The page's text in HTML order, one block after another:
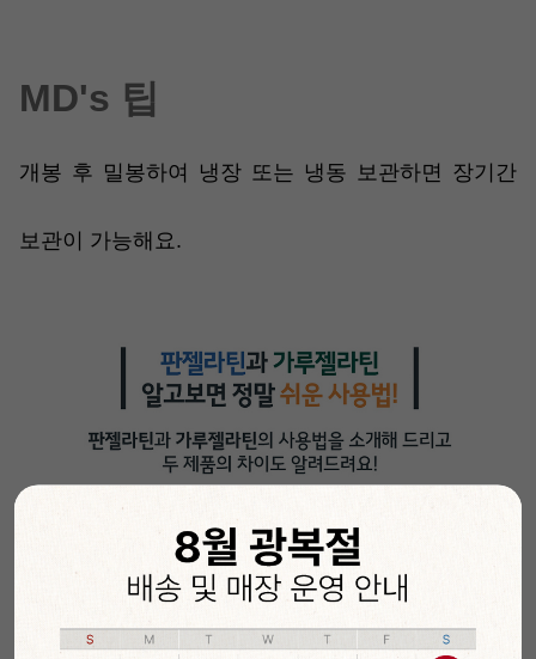
MD's 팁
개봉 후 밀봉하여 냉장 또는 냉동 보관하면 장기간
보관이 가능해요.